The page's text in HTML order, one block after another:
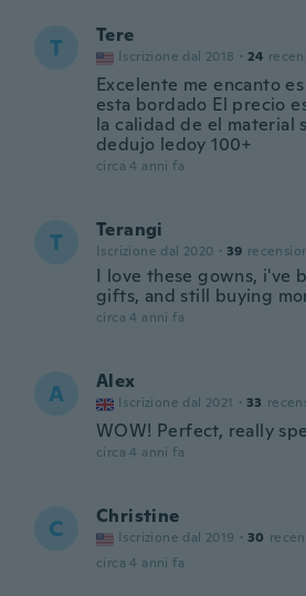
T Tere
Iscrizione dal 2018 · 24
Excelente me encanto
esta bordado El precio
la calidad de el material
dedujo ledoy 100+
circa 4 anni fa
T Terangi
Iscrizione dal 2020 · 39
I love these gowns, i've
gifts, and still buying
circa 4 anni fa
A Alex
Iscrizione dal 2021 · 33
WOW! Perfect, really
circa 4 anni fa
C Christine
Iscrizione dal 2019 · 30
circa 4 anni fa